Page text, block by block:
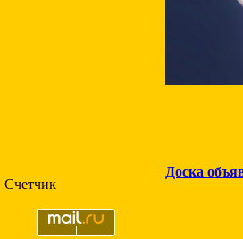
Счетчик
Доска